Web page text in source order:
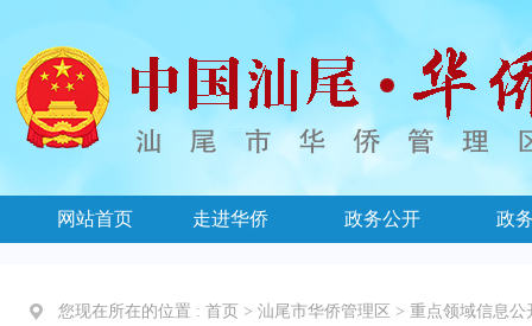
网站首页 走进华侨 政务公开 政
您现在所在的位置 : 首页 > 汕尾市华侨管理区 > 重点领域信息公